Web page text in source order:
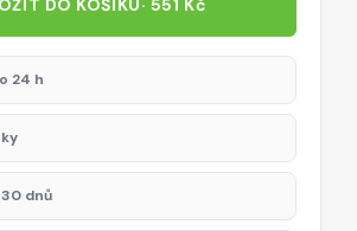
DO KOŠÍKU· 551 Kč
24 h
dnů